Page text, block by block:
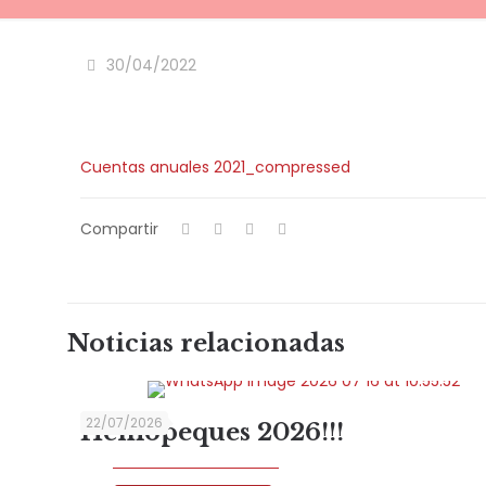
30/04/2022
Cuentas anuales 2021_compressed
Compartir
Noticias relacionadas
22/07/2026
Hemopeques 2026!!!